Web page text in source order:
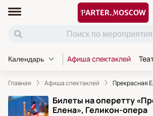
Календарь Афиша спектаклей
Главная Афиша спектаклей Прекрасная
Билеты на оперетту
Елена», Геликон-опера